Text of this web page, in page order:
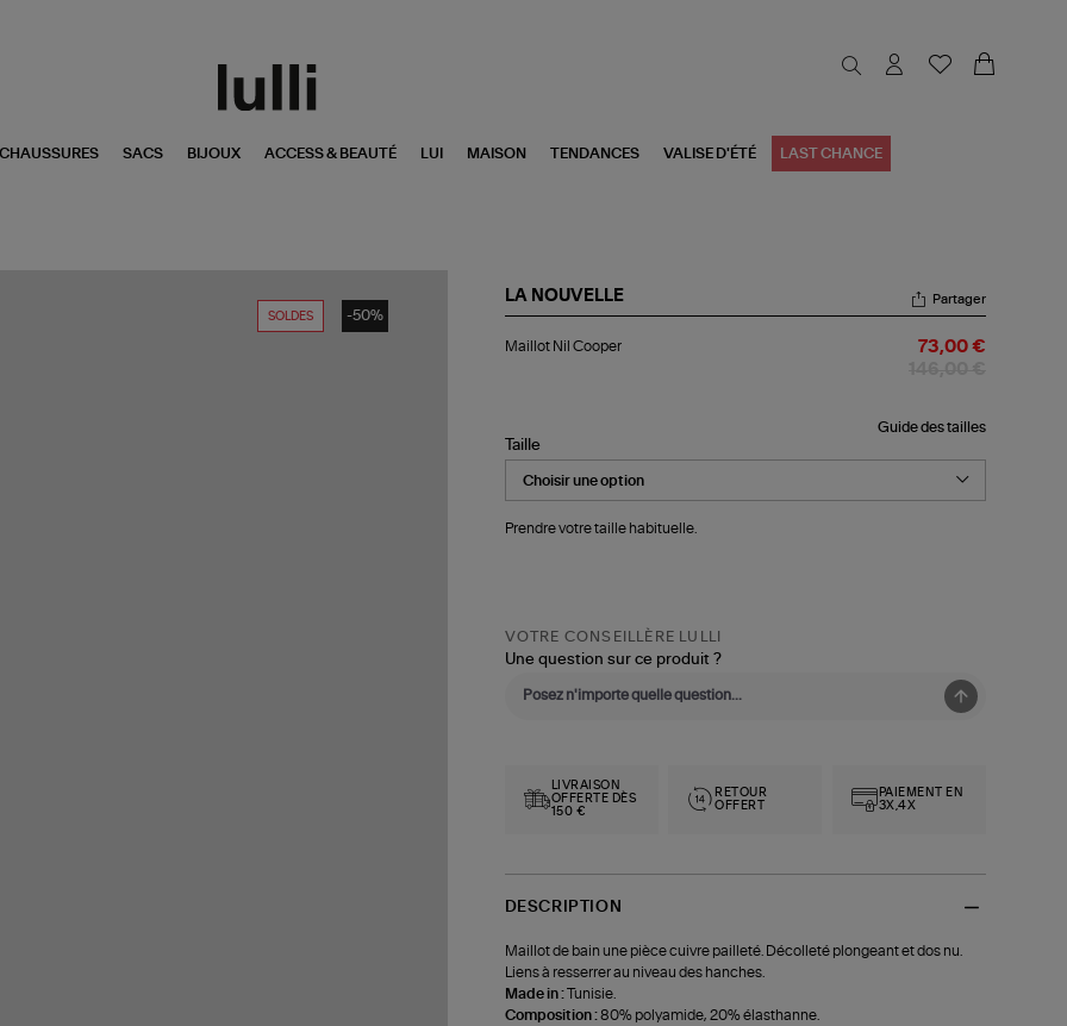
CHAUSSURES SACS BIJOUX ACCESS & BEAUTÉ LUI MAISON TENDANCES VALISE D'ÉTÉ LAST CHANCE
SOLDES -50%
LA NOUVELLE
Nil
Partager
Maillot Nil Cooper 73,00 €
Guide des tailles
Taille
Prendre votre taille habituelle.
VOTRE CONSEILLÈRE LULLI
Une question sur ce produit ?
LIVRAISON
OFFERTE DÈS
150 €
RETOUR
OFFERT
PAIEMENT EN
3X,4X
DESCRIPTION
Maillot de bain une pièce cuivre pailleté. Décolleté plongeant et dos nu.
Liens à resserrer au niveau des hanches.
Made in :Tunisie.
Composition :80% polyamide, 20% élasthanne.